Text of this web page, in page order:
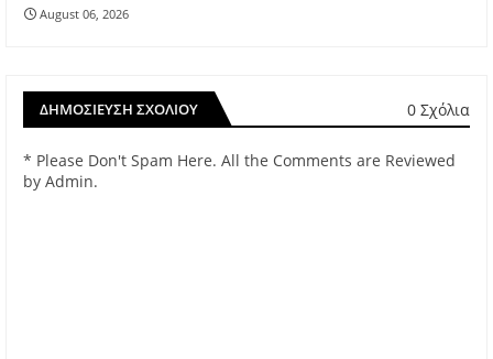
August 06, 2026
ΔΗΜΟΣΊΕΥΣΗ ΣΧΟΛΊΟΥ 0 Σχόλια
* Please Don't Spam Here. All the Comments are Reviewed
by Admin.